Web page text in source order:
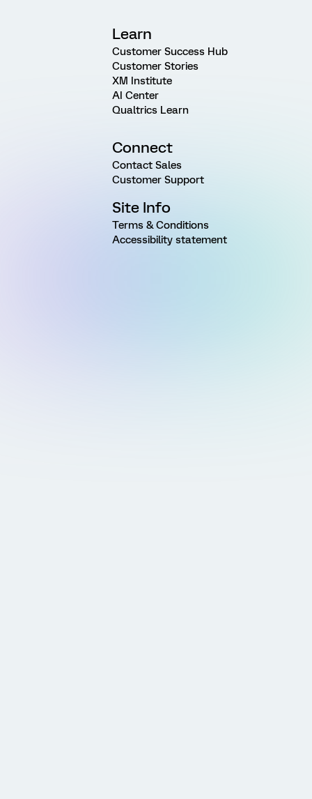
Learn
Customer Success Hub
Customer Stories
XM Institute
AI Center
Qualtrics Learn
Connect
Contact Sales
Customer Support
Site Info
Terms & Conditions
Accessibility statement